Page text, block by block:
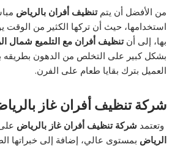
من الأفضل أن يتمتنظيف أفران بالرياض
استخدامها، حيث أن تركها الكثير من الوقت
بها، إلى أنتنظيف أفران مع التلميع شمال
بشكل كبير على التخلص من الدهون بطريقه
العميل بترك بقايا طعام على الفرن.
شركة تنظيف أفران غاز
وتعتمد شركة تنظيف أفران غاز بالرياض
الرياض بمستوى عالي، إضافة إلى خبراتها